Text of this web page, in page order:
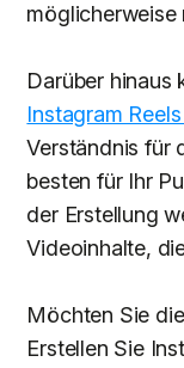
möglicherweise
Darüber hinaus
Instagram Reels
Verständnis für
besten für Ihr
der Erstellung
Videoinhalte,
Möchten Sie
Erstellen Sie